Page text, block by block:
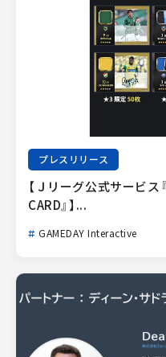
プレスリリース
【Ｊリーグ公式サービス
CARD』】...
GAMEDAY Interactive